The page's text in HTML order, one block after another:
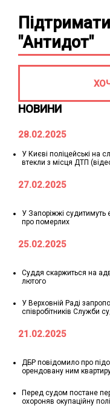
НОВИНИ
28.02.2025
У Києві поліцейські на
втекли з місця ДТП
27.02.2025
У Запоріжжі судитимуть
про померлих
25.02.2025
Суддя скаржиться на
лютого
У Верховній Раді
співробітників Служби
21.02.2025
ДБР повідомило про
орендовану ним
Перед судом постане
охороняв окупаційну
"Антидот"